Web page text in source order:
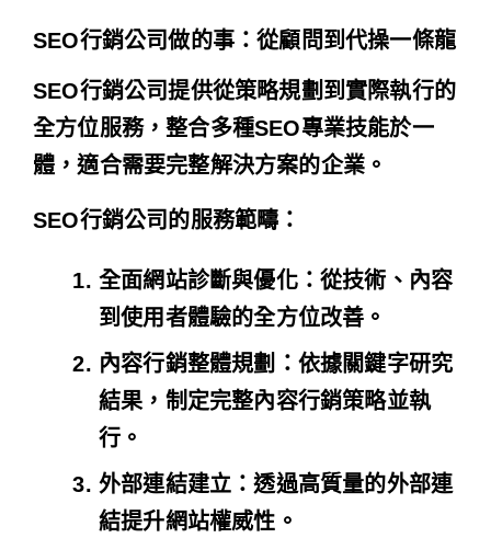
SEO行銷公司做的事：從顧問到代操一條龍
SEO行銷公司提供從策略規劃到實際執行的
全方位服務，整合多種SEO專業技能於一
體，適合需要完整解決方案的企業。
SEO行銷公司的服務範疇：
全面網站診斷與優化：從技術、內容
到使用者體驗的全方位改善。
內容行銷整體規劃 ：依據關鍵字研究
結果，制定完整內容行銷策略並執
行。
外部連結建立 ：透過高質量的外部連
結提升網站權威性。